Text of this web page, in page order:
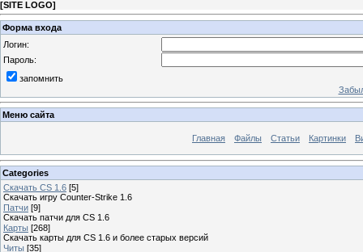
[SITE LOGO]
Форма входа
Логин:
Пароль:
запомнить
Меню сайта
Главная Файлы Статьи Картинки
Categories
Скачать CS 1.6 [5]
Скачать игру Counter-Strike 1.6
Патчи [9]
Скачать патчи для CS 1.6
Карты [268]
Скачать карты для CS 1.6 и более старых версий
Читы [35]